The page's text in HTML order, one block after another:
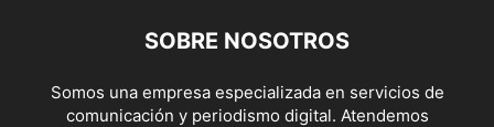
SOBRE NOSOTROS
Somos una empresa especializada en servicios de
comunicación y periodismo digital. Atendemos